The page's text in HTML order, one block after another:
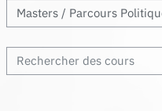
Enseignements
Rechercher des cours